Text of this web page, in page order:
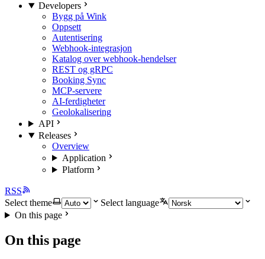
Developers
Bygg på Wink
Oppsett
Autentisering
Webhook-integrasjon
Katalog over webhook-hendelser
REST og gRPC
Booking Sync
MCP-servere
AI-ferdigheter
Geolokalisering
API
Releases
Overview
Application
Platform
RSS
Select theme
Select language
On this page
On this page